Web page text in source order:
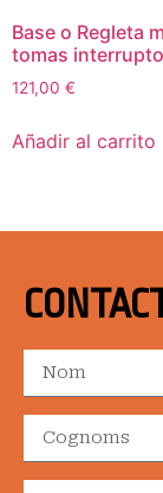
Base o Regleta
tomas
121,00 €
Añadir al carrito